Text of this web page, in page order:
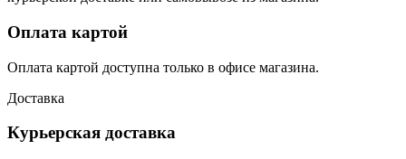
Оплата картой
Оплата картой доступна только в офисе магазина.
Доставка
Курьерская доставка